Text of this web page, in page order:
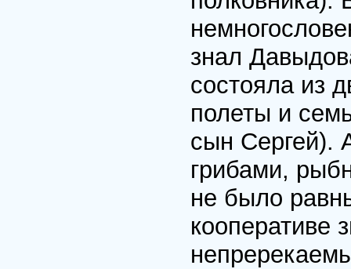
знал
состояла из
полеты и
сын Сергей).
грибами,
не было
кооперативе